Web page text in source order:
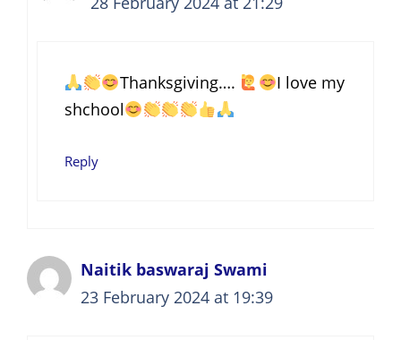
Thanksgiving….
I love my
shchool
Reply
Naitik baswaraj Swami
23 February 2024 at 19:39